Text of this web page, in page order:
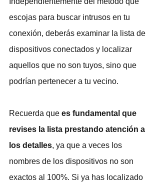
escojas para buscar intrusos en tu
conexión, deberás examinar la lista de
dispositivos conectados y localizar
aquellos que no son tuyos, sino que
podrían pertenecer a tu vecino.
Recuerda que es fundamental que
revises la lista prestando atención a
los detalles, ya que a veces los
nombres de los dispositivos no son
exactos al 100%. Si ya has localizado